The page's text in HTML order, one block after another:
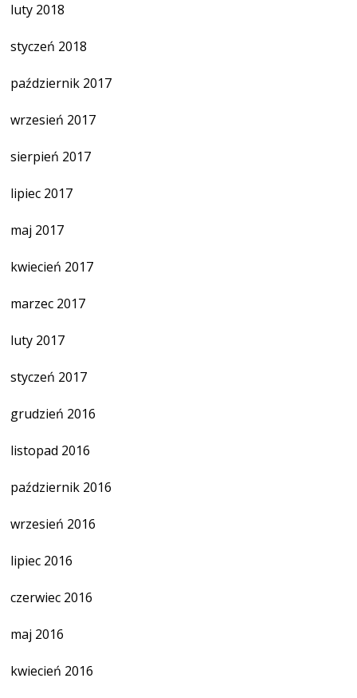
luty 2018
styczeń 2018
październik 2017
wrzesień 2017
sierpień 2017
lipiec 2017
maj 2017
kwiecień 2017
marzec 2017
luty 2017
styczeń 2017
grudzień 2016
listopad 2016
październik 2016
wrzesień 2016
lipiec 2016
czerwiec 2016
maj 2016
kwiecień 2016